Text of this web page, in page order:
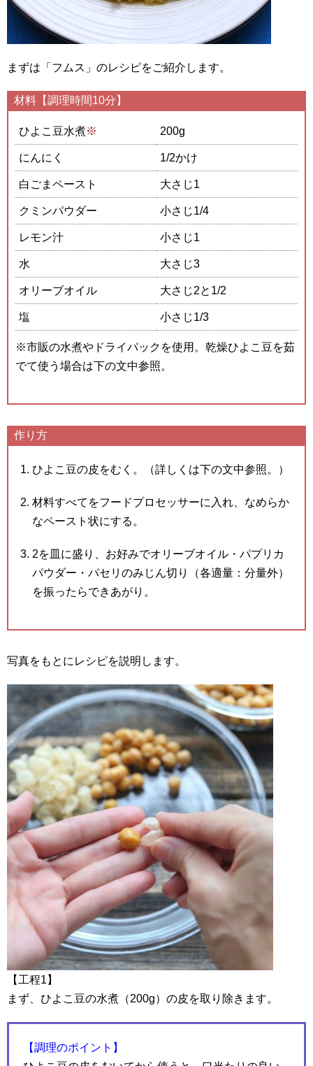
まずは「フムス」のレシピをご紹介します。
材料【調理時間10分】
ひよこ豆水煮※ 200g
にんにく 1/2かけ
白ごまペースト 大さじ1
クミンパウダー 小さじ1/4
レモン汁 小さじ1
水 大さじ3
オリーブオイル 大さじ2と1/2
塩 小さじ1/3
※市販の水煮やドライパックを使用。乾燥ひよこ豆を茹
でて使う場合は下の文中参照。
作り方
ひよこ豆の皮をむく。（詳しくは下の文中参照。）
材料すべてをフードプロセッサーに入れ、なめらか
なペースト状にする。
2を皿に盛り、お好みでオリーブオイル・パプリカ
パウダー・パセリのみじん切り（各適量：分量外）
を振ったらできあがり。
写真をもとにレシピを説明します。
【工程1】
まず、ひよこ豆の水煮（200g）の皮を取り除きます。
【調理のポイント】